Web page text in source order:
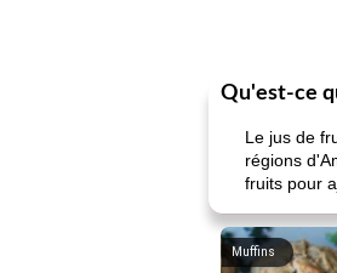
Qu'est-ce
Le jus de
régions
fruits pour
Muffins